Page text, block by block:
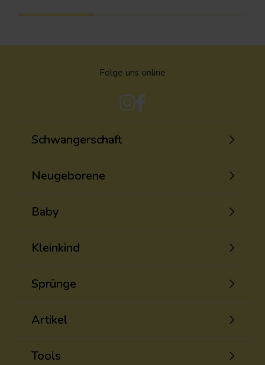
Folge uns online
Schwangerschaft
Neugeborene
Baby
Kleinkind
Sprünge
Artikel
Tools